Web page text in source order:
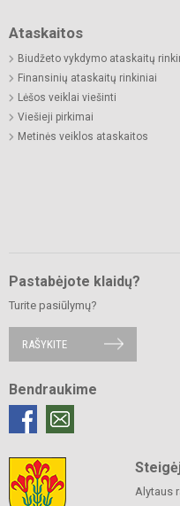
Ataskaitos
Biudžeto vykdymo ataskaitų
Finansinių ataskaitų rinkiniai
Lėšos veiklai viešinti
Viešieji pirkimai
Metinės veiklos ataskaitos
Pastabėjote klaidų?
Turite pasiūlymų?
RAŠYKITE
Bendraukime
Alytaus